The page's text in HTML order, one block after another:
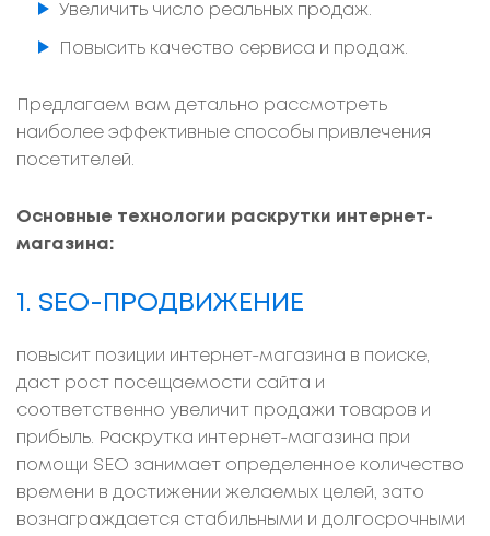
Увеличить число реальных продаж.
Повысить качество сервиса и продаж.
Предлагаем вам детально рассмотреть
наиболее эффективные способы привлечения
посетителей.
Основные технологии раскрутки интернет-
магазина:
1. SEO-ПРОДВИЖЕНИЕ
повысит позиции интернет-магазина в поиске,
даст рост посещаемости сайта и
соответственно увеличит продажи товаров и
прибыль. Раскрутка интернет-магазина при
помощи SEO занимает определенное количество
времени в достижении желаемых целей, зато
вознаграждается стабильными и долгосрочными